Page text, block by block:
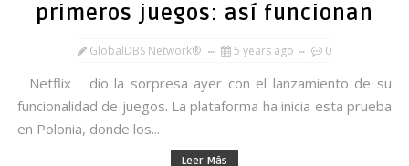
primeros juegos: así funcionan
GlobalDBS Network® 5 years ago 0
Netflix dio la sorpresa ayer con el lanzamiento de su
funcionalidad de juegos. La plataforma ha inicia esta prueba
en Polonia, donde los...
Leer Más